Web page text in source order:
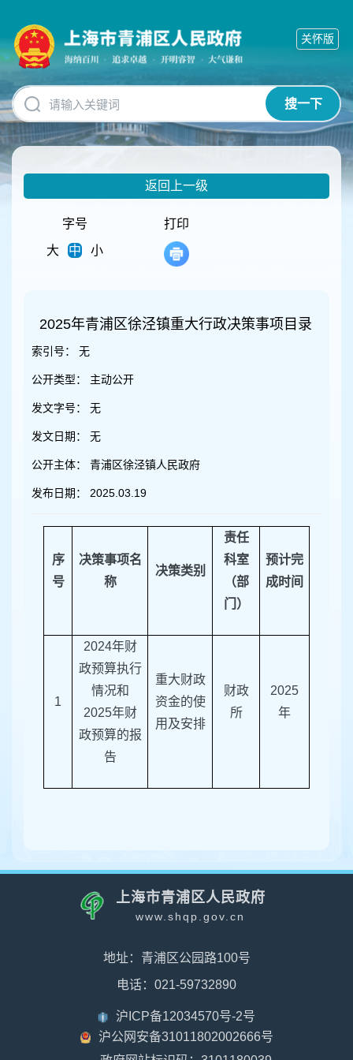
碍
操
明
跳
转
到
网
搜一下
关怀版
返回上一级
字号
大
中 小
打印
2025年青浦区徐泾镇重大行政决策事项目录
索引号： 无
公开类型： 主动公开
发文字号： 无
发文日期： 无
公开主体： 青浦区徐泾镇人民政府
发布日期： 2025.03.19
序
号
决策事项名
称
决策类别
责任
科室
（部
门）
预计完
成时间
1
2024年财
政预算执行
情况和
2025年财
政预算的报
告
重大财政
资金的使
用及安排
财政
所
2025
年
上海市青浦区人民政府
www.shqp.gov.cn
地址：青浦区公园路100号
电话：021-59732890
沪ICP备12034570号-2号
沪公网安备31011802002666号